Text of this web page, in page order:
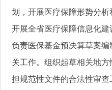
划，开展医疗保障形势分
开展全省医疗保障信息化建
负责医保基金预决算草案
关工作。组织起草相关地
担规范性文件的合法性审